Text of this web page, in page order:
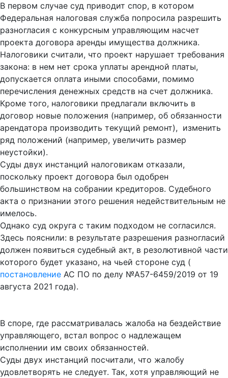
В первом случае суд приводит спор, в котором
Федеральная налоговая служба попросила разрешить
разногласия с конкурсным управляющим насчет
проекта договора аренды имущества должника.
Налоговики считали, что проект нарушает требования
закона: в нем нет срока уплаты арендной платы,
допускается оплата иными способами, помимо
перечисления денежных средств на счет должника.
Кроме того, налоговики предлагали включить в
договор новые положения (например, об обязанности
арендатора производить текущий ремонт), изменить
ряд положений (например, увеличить размер
неустойки).
Суды двух инстанций налоговикам отказали,
поскольку проект договора был одобрен
большинством на собрании кредиторов. Судебного
акта о признании этого решения недействительным не
имелось.
Однако суд округа с таким подходом не согласился.
Здесь пояснили: в результате разрешения разногласий
должен появиться судебный акт, в резолютивной части
которого будет указано, на чьей стороне суд (
постановление АС ПО по делу №А57-6459/2019 от 19
августа 2021 года).
В споре, где рассматривалась жалоба на бездействие
управляющего, встал вопрос о надлежащем
исполнении им своих обязанностей.
Суды двух инстанций посчитали, что жалобу
удовлетворять не следует. Так, хотя управляющий не